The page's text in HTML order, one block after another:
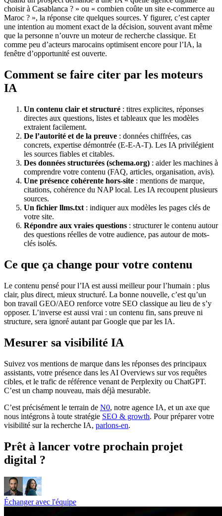
choisir à Casablanca ? » ou « combien coûte un site e-commerce au
Maroc ? », la réponse cite quelques sources. Y figurer, c’est capter
une intention au moment exact de la décision, souvent avant même
que la personne n’ouvre un moteur de recherche classique. Et
comme peu d’acteurs marocains optimisent encore pour l’IA, la
fenêtre d’opportunité est ouverte.
Comment se faire citer par les moteurs
IA
Un contenu clair et structuré : titres explicites, réponses
directes aux questions, listes et tableaux que les modèles
extraient facilement.
De l’autorité et de la preuve : données chiffrées, cas
concrets, expertise démontrée (E-E-A-T). Les IA privilégient
les sources fiables et citables.
Des données structurées (schema.org) : aider les machines à
comprendre votre contenu (FAQ, articles, organisation, avis).
Une présence cohérente hors-site : mentions de marque,
citations, cohérence du NAP local. Les IA recoupent plusieurs
sources.
Un fichier llms.txt : indiquer aux modèles les pages clés de
votre site.
Répondre aux vraies questions : structurer le contenu autour
des questions réelles de votre audience, pas autour de mots-
clés isolés.
Ce que ça change pour votre contenu
Le contenu pensé pour l’IA est aussi meilleur pour l’humain : plus
clair, plus direct, mieux structuré. La bonne nouvelle, c’est qu’un
bon travail GEO/AEO renforce votre SEO classique au lieu de s’y
opposer. L’inverse est aussi vrai : un contenu fin, sans preuve ni
structure, sera ignoré autant par Google que par les IA.
Mesurer sa visibilité IA
Suivez vos mentions de marque dans les réponses des principaux
assistants, votre présence dans les AI Overviews sur vos requêtes
cibles, et le trafic de référence venant de Perplexity ou ChatGPT.
C’est un champ nouveau, mais déjà mesurable.
C’est précisément le terrain de N0, notre agence IA, et un axe que
nous intégrons à toute stratégie SEO & growth. Pour préparer votre
visibilité sur la recherche IA, parlons-en.
Prêt à lancer votre prochain projet
digital ?
Échanger avec l'équipe